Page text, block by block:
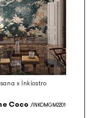
x Inkiostro
Coco /INKOMGM2201